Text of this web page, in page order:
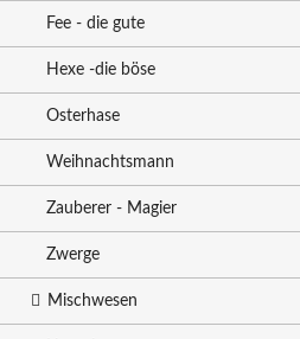
Fee - die gute
Hexe -die böse
Osterhase
Weihnachtsmann
Zauberer - Magier
Zwerge
Mischwesen